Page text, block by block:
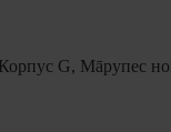
G, Māрупес